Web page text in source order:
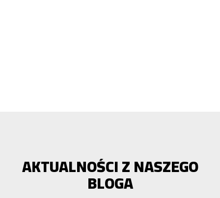
AKTUALNOŚCI Z NASZEGO
BLOGA